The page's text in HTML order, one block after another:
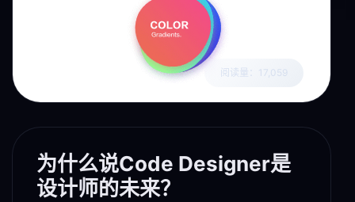
阅读量：17,059
为什么说Code Designer是
设计师的未来？